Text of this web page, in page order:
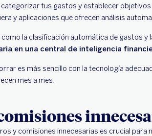
tus gastos y establecer
y aplicaciones que ofrecen análisis
como la clasificación automática de gastos y
en una central de inteligencia
es más sencillo con la tecnología
mes a mes.
y comisiones innecesarias es crucial para